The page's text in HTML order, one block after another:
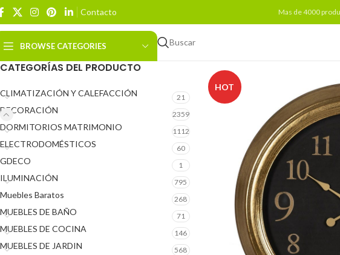
Contacto Mas de 4000
BROWSE CATEGORIES Buscar
CATEGORÍAS DEL PRODUCTO
CLIMATIZACIÓN Y CALEFACCIÓN 21
DECORACIÓN 2359
DORMITORIOS MATRIMONIO 1112
ELECTRODOMÉSTICOS 60
GDECO 1
ILUMINACIÓN 795
Muebles Baratos 268
MUEBLES DE BAÑO 71
MUEBLES DE COCINA 146
MUEBLES DE JARDIN 568
HOT